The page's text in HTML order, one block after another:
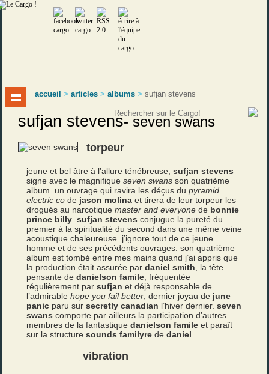
accueil >articles >albums >sufjan stevens
sufjan stevens- seven swans
torpeur
jeune et bel âtre à l’allure ténébreuse,sufjan stevens
signe avec le magnifiqueseven swans son quatrième
album. un ouvrage qui ravira les déçus dupyramid
electric co de jason molina et tirera de leur torpeur les
drogués au narcotiquemaster and everyone de bonnie
prince billy .sufjan stevens conjugue la pureté du
premier à la spiritualité du second dans une même veine
acoustique chaleureuse. j’ignore tout de ce jeune
homme et de ses précédents ouvrages. son quatrième
album est tombé entre mes mains quand j’ai appris que
la production était assurée pardaniel smith , la tête
pensante dedanielson famile , fréquentée
régulièrement parsufjan et déjà responsable de
l’admirablehope you fail better , dernier joyau de june
panic paru sursecretly canadian l’hiver dernier.seven
swans comporte par ailleurs la participation d’autres
membres de la fantastiquedanielson famile et paraît
sur la structuresounds familyre dedaniel
vibration